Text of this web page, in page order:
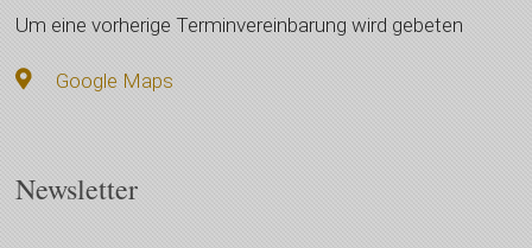
Um eine vorherige Terminvereinbarung wird gebeten
Google Maps
Newsletter